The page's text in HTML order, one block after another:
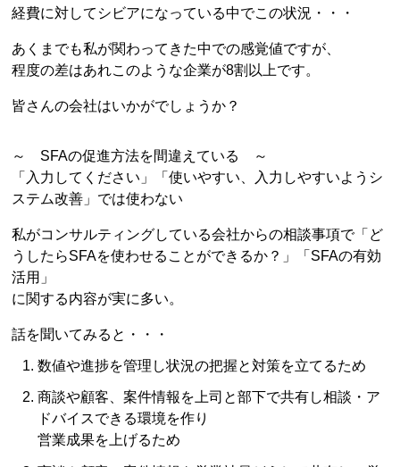
経費に対してシビアになっている中でこの状況・・・
あくまでも私が関わってきた中での感覚値ですが、
程度の差はあれこのような企業が8割以上です。
皆さんの会社はいかがでしょうか？
～ SFAの促進方法を間違えている ～
「入力してください」「使いやすい、入力しやすいようシ
ステム改善」では使わない
私がコンサルティングしている会社からの相談事項で「ど
うしたらSFAを使わせることができるか？」「SFAの有効
活用」
に関する内容が実に多い。
話を聞いてみると・・・
数値や進捗を管理し状況の把握と対策を立てるため
商談や顧客、案件情報を上司と部下で共有し相談・ア
ドバイスできる環境を作り
営業成果を上げるため